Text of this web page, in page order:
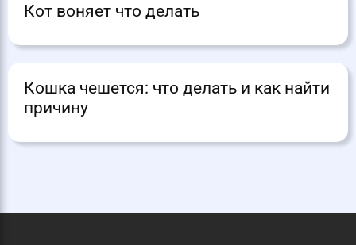
Кот воняет что делать
Кошка чешется: что делать и как найти
причину